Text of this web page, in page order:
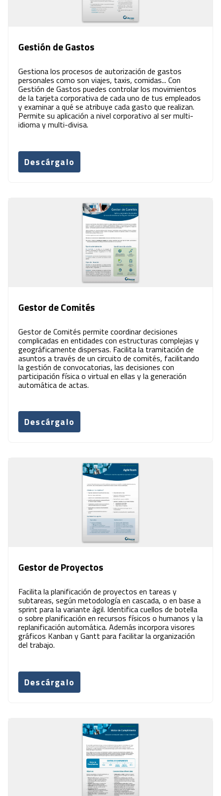
Gestión de Gastos
Gestiona los procesos de autorización de gastos
personales como son viajes, taxis, comidas... Con
Gestión de Gastos puedes controlar los movimientos
de la tarjeta corporativa de cada uno de tus empleados
y examinar a qué se atribuye cada gasto que realizan.
Permite su aplicación a nivel corporativo al ser multi-
idioma y multi-divisa.
Descárgalo
Gestor de Comités
Gestor de Comités permite coordinar decisiones
complicadas en entidades con estructuras complejas y
geográficamente dispersas. Facilita la tramitación de
asuntos a través de un circuito de comités, facilitando
la gestión de convocatorias, las decisiones con
participación física o virtual en ellas y la generación
automática de actas.
Descárgalo
Gestor de Proyectos
Facilita la planificación de proyectos en tareas y
subtareas, según metodología en cascada, o en base a
sprint para la variante ágil. Identifica cuellos de botella
o sobre planificación en recursos físicos o humanos y la
replanificación automática. Además incorpora visores
gráficos Kanban y Gantt para facilitar la organización
del trabajo.
Descárgalo